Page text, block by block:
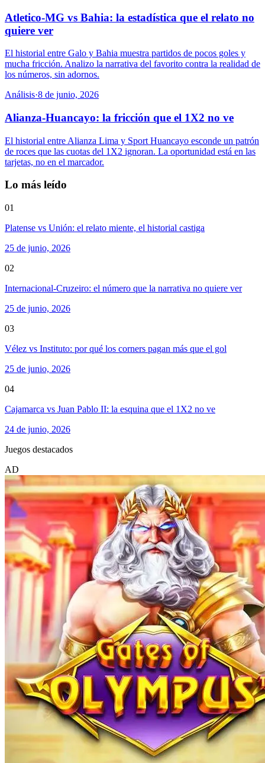
Atletico-MG vs Bahia: la estadística que el relato no
quiere ver
El historial entre Galo y Bahia muestra partidos de pocos goles y
mucha fricción. Analizo la narrativa del favorito contra la realidad de
los números, sin adornos.
Análisis·8 de junio, 2026
Alianza-Huancayo: la fricción que el 1X2 no ve
El historial entre Alianza Lima y Sport Huancayo esconde un patrón
de roces que las cuotas del 1X2 ignoran. La oportunidad está en las
tarjetas, no en el marcador.
Lo más leído
01
Platense vs Unión: el relato miente, el historial castiga
25 de junio, 2026
02
Internacional-Cruzeiro: el número que la narrativa no quiere ver
25 de junio, 2026
03
Vélez vs Instituto: por qué los corners pagan más que el gol
25 de junio, 2026
04
Cajamarca vs Juan Pablo II: la esquina que el 1X2 no ve
24 de junio, 2026
Juegos destacados
AD